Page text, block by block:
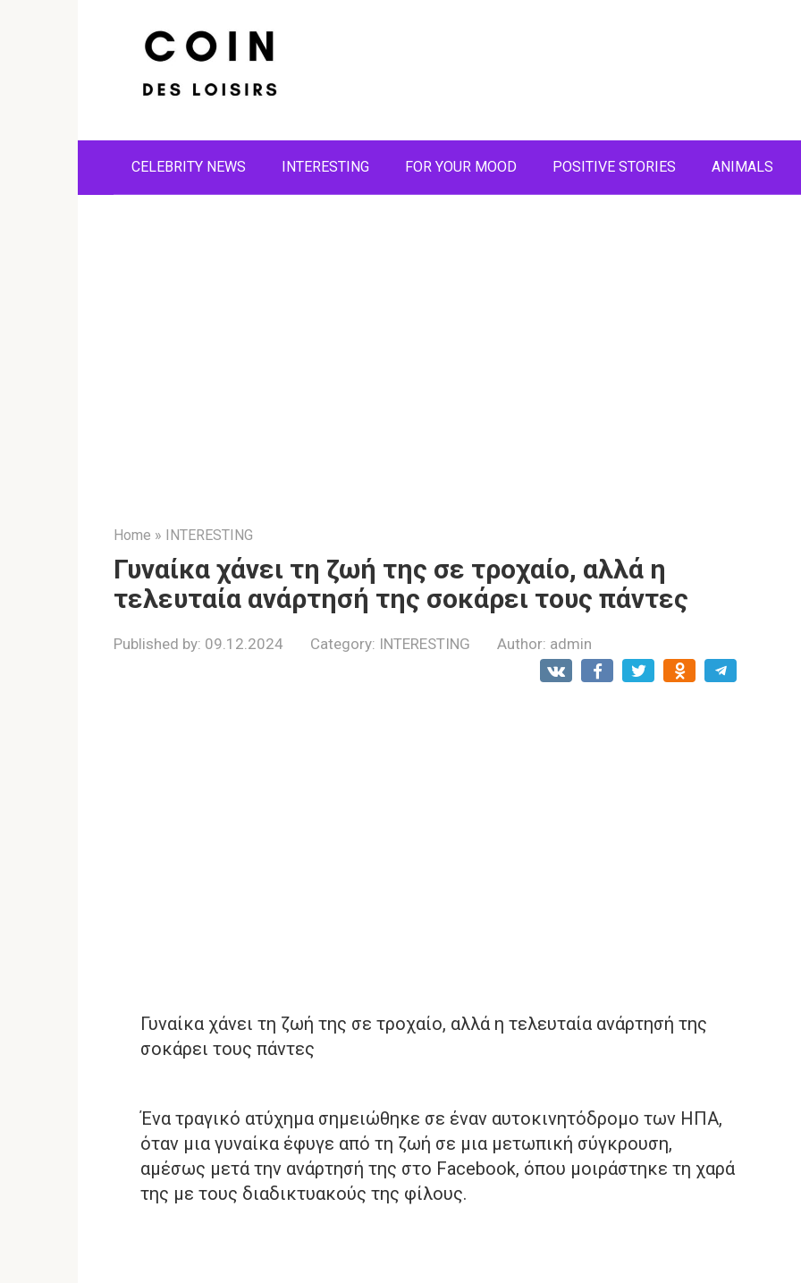
CELEBRITY NEWS INTERESTING FOR YOUR MOOD POSITIVE STORIES ANIMALS
Home » INTERESTING
Γυναίκα χάνει τη ζωή της σε τροχαίο, αλλά η
τελευταία ανάρτησή της σοκάρει τους πάντες
Published by: 09.12.2024 Category: INTERESTING Author: admin
Γυναίκα χάνει τη ζωή της σε τροχαίο, αλλά η τελευταία ανάρτησή της
σοκάρει τους πάντες
Ένα τραγικό ατύχημα σημειώθηκε σε έναν αυτοκινητόδρομο των ΗΠΑ,
όταν μια γυναίκα έφυγε από τη ζωή σε μια μετωπική σύγκρουση,
αμέσως μετά την ανάρτησή της στο Facebook, όπου μοιράστηκε τη χαρά
της με τους διαδικτυακούς της φίλους.